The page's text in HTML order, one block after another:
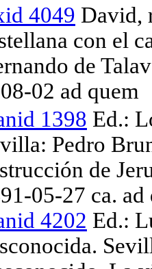
4049 David,
con el
de
02 ad quem
1398 Ed.:
Pedro
de
05-27 ca. ad
4202 Ed.: